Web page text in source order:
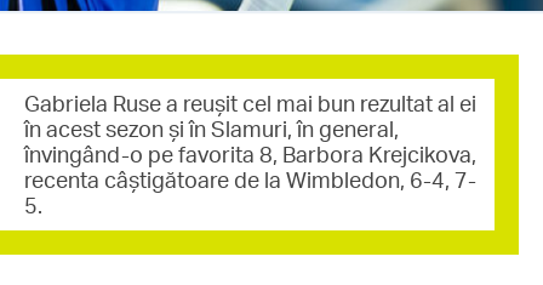
Gabriela Ruse a reușit cel mai bun rezultat al ei
în acest sezon și în Slamuri, în general,
învingând-o pe favorita 8, Barbora Krejcikova,
recenta câștigătoare de la Wimbledon, 6-4, 7-
5.